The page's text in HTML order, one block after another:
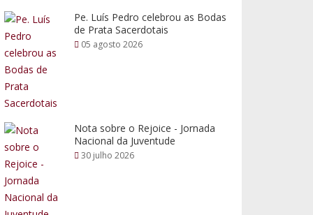
Pe. Luís Pedro celebrou as Bodas
de Prata Sacerdotais
05 agosto 2026
Nota sobre o Rejoice - Jornada
Nacional da Juventude
30 julho 2026